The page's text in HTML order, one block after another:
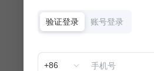
验证登录 账号登录
+86